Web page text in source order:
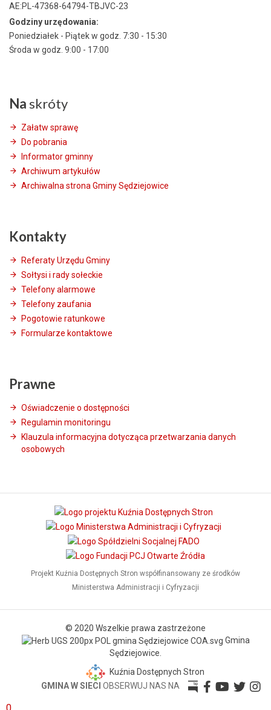
AE:PL-47368-64794-TBJVC-23
Godziny urzędowania:
Poniedziałek - Piątek w godz. 7:30 - 15:30
Środa w godz. 9:00 - 17:00
Na skróty
Załatw sprawę
Do pobrania
Informator gminny
Archiwum artykułów
Archiwalna strona Gminy Sędziejowice
Kontakty
Referaty Urzędu Gminy
Sołtysi i rady sołeckie
Telefony alarmowe
Telefony zaufania
Pogotowie ratunkowe
Formularze kontaktowe
Prawne
Oświadczenie o dostępności
Regulamin monitoringu
Klauzula informacyjna dotycząca przetwarzania danych
osobowych
Projekt Kuźnia Dostępnych Stron współfinansowany ze środków
Ministerstwa Administracji i Cyfryzacji
© 2020 Wszelkie prawa zastrzeżone
Gmina
Sędziejowice.
Kuźnia Dostępnych Stron
GMINA W SIECI OBSERWUJ NAS NA